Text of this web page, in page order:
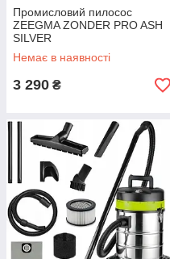
Промисловий пилосос
ZEEGMA ZONDER PRO ASH
SILVER
Немає в наявності
3 290 ₴